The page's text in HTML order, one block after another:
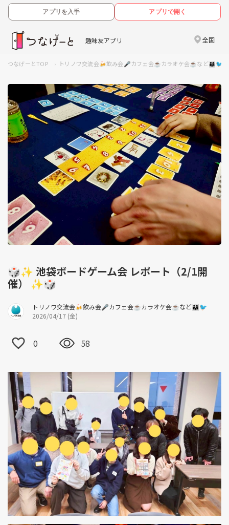
アプリを入手 アプリで開く
趣味友アプリ 全国
つなげーとTOP トリノワ交流会🍻飲み会🎤カフェ会☕️カラオケ会☕️など👨‍👩‍👧🐦
🎲✨ 池袋ボードゲーム会 レポート（2/1開
催） ✨🎲
トリノワ交流会🍻飲み会🎤カフェ会☕️カラオケ会☕️など👨‍👩‍👧🐦
2026/04/17 (金)
0 58